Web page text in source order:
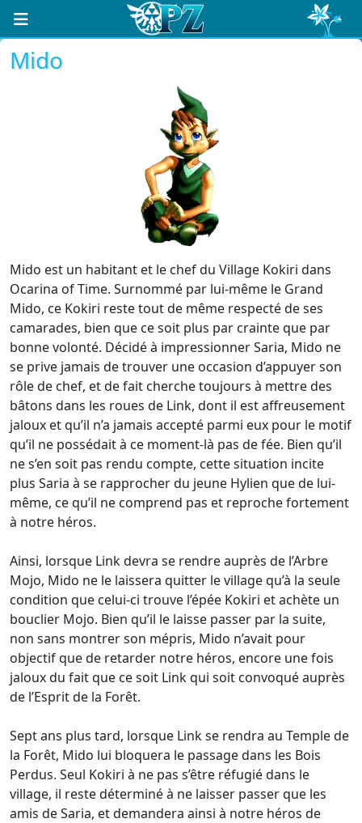
Mido
Mido est un habitant et le chef du Village Kokiri dans
Ocarina of Time. Surnommé par lui-même le Grand
Mido, ce Kokiri reste tout de même respecté de ses
camarades, bien que ce soit plus par crainte que par
bonne volonté. Décidé à impressionner Saria, Mido ne
se prive jamais de trouver une occasion d’appuyer son
rôle de chef, et de fait cherche toujours à mettre des
bâtons dans les roues de Link, dont il est affreusement
jaloux et qu’il n’a jamais accepté parmi eux pour le motif
qu’il ne possédait à ce moment-là pas de fée. Bien qu’il
ne s’en soit pas rendu compte, cette situation incite
plus Saria à se rapprocher du jeune Hylien que de lui-
même, ce qu’il ne comprend pas et reproche fortement
à notre héros.
Ainsi, lorsque Link devra se rendre auprès de l’Arbre
Mojo, Mido ne le laissera quitter le village qu’à la seule
condition que celui-ci trouve l’épée Kokiri et achète un
bouclier Mojo. Bien qu’il le laisse passer par la suite,
non sans montrer son mépris, Mido n’avait pour
objectif que de retarder notre héros, encore une fois
jaloux du fait que ce soit Link qui soit convoqué auprès
de l’Esprit de la Forêt.
Sept ans plus tard, lorsque Link se rendra au Temple de
la Forêt, Mido lui bloquera le passage dans les Bois
Perdus. Seul Kokiri à ne pas s’être réfugié dans le
village, il reste déterminé à ne laisser passer que les
amis de Saria, et demandera ainsi à notre héros de